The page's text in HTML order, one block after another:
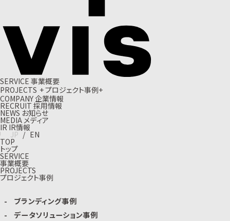
SERVICE 事業概要
PROJECTS +プロジェクト事例+
COMPANY企業情報
RECRUIT 採用情報
NEWS お知らせ
MEDIA メディア
IR IR情報
JP / EN
TOP
トップ
SERVICE
事業概要
PROJECTS
プロジェクト事例
ブランディング事例
データソリューション事例